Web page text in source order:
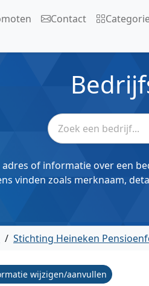
Contact
adres of informatie over een
vinden zoals merknaam,
/ Stichting Heineken
wijzigen/aanvullen